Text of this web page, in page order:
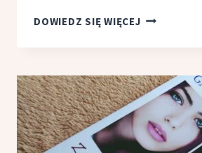
DOWIEDZ SIĘ WIĘCEJPRZEGLĄD
PORCJA
KLASYKI